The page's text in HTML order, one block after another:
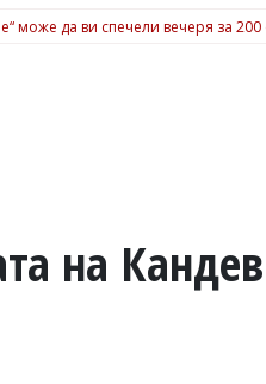
може да ви спечели вечеря за 200
на